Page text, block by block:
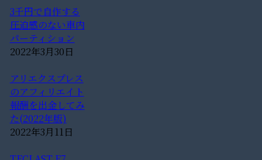
3千円で自作する
圧迫感のない車内
パーティション
2022年3月30日
アリエクスプレス
のアフィリエイト
報酬を出金してみ
た(2022年版)
2022年3月11日